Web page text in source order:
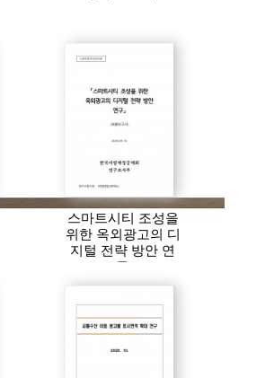
스마트시티 조성을
위한 옥외광고의 디
지털 전략 방안 연
구